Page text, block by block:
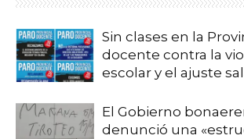
Sin clases en la
docente contra la
escolar y el ajuste
El Gobierno
denunció una